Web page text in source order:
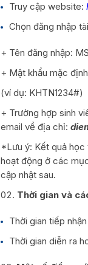
Truy cập website:
Chọn đăng nhập
+ Tên đăng nhập:
+ Mật khẩu mặc
(ví dụ: KHTN1234#)
+ Trường hợp sinh
email về địa chỉ:
*Lưu ý: Kết quả học
hoạt động ở các
cập nhật sau.
Thời gian và
Thời gian tiếp
Thời gian diễn ra